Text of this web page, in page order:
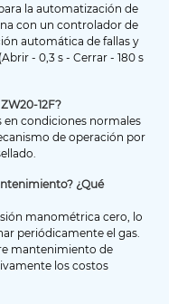
la automatización de
con un controlador de
automática de fallas y
- 0,3 s - Cerrar - 180 s
12F?
en condiciones normales
de operación por
¿Qué
manométrica cero, lo
periódicamente el gas.
mantenimiento de
los costos